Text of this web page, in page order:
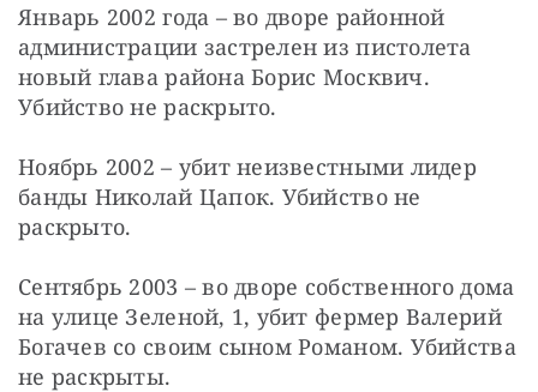
Январь 2002 года – во дворе районной
администрации застрелен из пистолета
новый глава района Борис Москвич.
Убийство не раскрыто.
Ноябрь 2002 – убит неизвестными лидер
банды Николай Цапок. Убийство не
раскрыто.
Сентябрь 2003 – во дворе собственного дома
на улице Зеленой, 1, убит фермер Валерий
Богачев со своим сыном Романом. Убийства
не раскрыты.